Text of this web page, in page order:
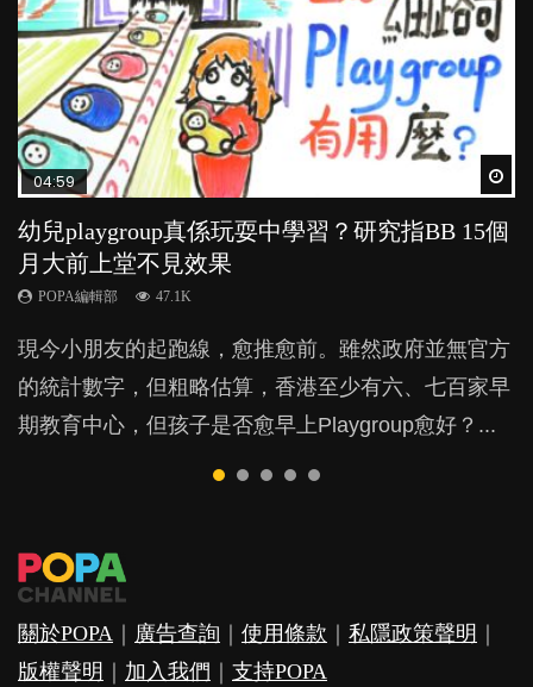
04:59
幼兒playgroup真係玩耍中學習？研究指BB 15個
月大前上堂不見效果
POPA編輯部 47.1K
現今小朋友的起跑線，愈推愈前。雖然政府並無官方
的統計數字，但粗略估算，香港至少有六、七百家早
期教育中心，但孩子是否愈早上Playgroup愈好？...
03:39
幼稚園遊戲課 如何刺激幼兒自發學習取代獎勵
與懲罰？
POPA編輯部 33.1K
由美國學者所創的 tools of the mind 課程，學生以遊
戲方式學習，學術能力和自制能力亦明顯比其他小朋
友優勝，到底這課程有何特別之處？...
03:02
老公患產後憂鬱症對BB的影響
POPA編輯部 15.9K
鬱，影響日常生活，嚴重的甚至會有自殺，或傷害小
朋友的念頭。但為何爸爸患上產後抑鬱往往難以察
覺？...
04:06
全職好？在職好？｜全職媽媽與在職媽媽的壓
力與價值
POPA編輯部 25.8K
許多媽媽心底可能都有一刻掙扎過：究竟全職好，還
是在職好。雖說每個家庭都有自己的獨特狀況和考慮
因素，但原來全職和在職媽媽所養育的子女其實都各
04:18
凡事以BB為中心，就係好爸媽？｜別忽視父母
的身心虛耗
POPA編輯部 31.5K
父母日夜無間、身心俱疲地照顧BB，如何做到正向
教養？部份父母更會為了小朋友放棄自己的嗜好、減
少出席朋友聚會等等，你以為會換來美好的親子關
關於POPA 廣告查詢 使用條款 私隱政策聲明
版權聲明
加入我們 支持POPA